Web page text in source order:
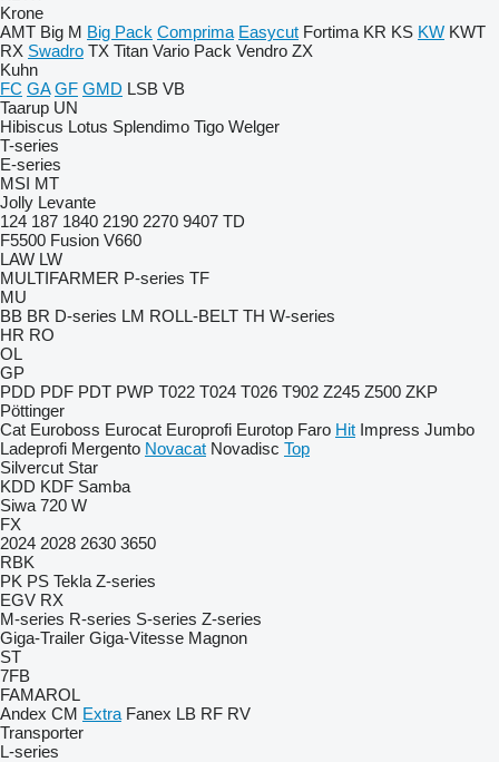
Krone
AMT Big M Big Pack Comprima Easycut Fortima KR KS KW KWT
RX Swadro TX Titan Vario Pack Vendro ZX
Kuhn
FC GA GF GMD LSB VB
Taarup UN
Hibiscus Lotus Splendimo Tigo Welger
T-series
E-series
MSI MT
Jolly Levante
124 187 1840 2190 2270 9407 TD
F5500 Fusion V660
LAW LW
MULTIFARMER P-series TF
MU
BB BR D-series LM ROLL-BELT TH W-series
HR RO
OL
GP
PDD PDF PDT PWP T022 T024 T026 T902 Z245 Z500 ZKP
Pöttinger
Cat Euroboss Eurocat Europrofi Eurotop Faro Hit Impress Jumbo
Ladeprofi Mergento Novacat Novadisc Top
Silvercut Star
KDD KDF Samba
Siwa 720 W
FX
2024 2028 2630 3650
RBK
PK PS Tekla Z-series
EGV RX
M-series R-series S-series Z-series
Giga-Trailer Giga-Vitesse Magnon
ST
7FB
FAMAROL
Andex CM Extra Fanex LB RF RV
Transporter
L-series